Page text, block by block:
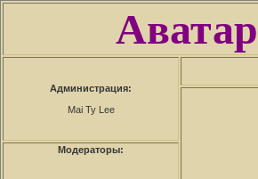
Администрация:
Mai Ty Lee
Модераторы: